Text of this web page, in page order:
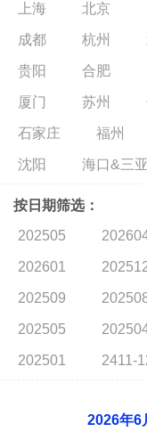
上海
北京
成都 杭州
贵阳 合肥
厦门 苏州
石家庄 福州
沈阳 海口&三亚
按日期筛选：
202505
202601
202509
202505
202501 2411-
2026年6